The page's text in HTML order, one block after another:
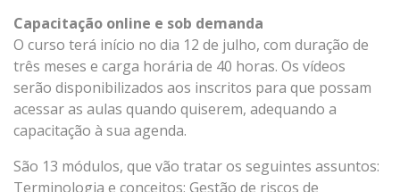
Capacitação online e sob demanda
O curso terá início no dia 12 de julho, com duração de
três meses e carga horária de 40 horas. Os vídeos
serão disponibilizados aos inscritos para que possam
acessar as aulas quando quiserem, adequando a
capacitação à sua agenda.
São 13 módulos, que vão tratar os seguintes assuntos:
Terminologia e conceitos; Gestão de riscos de